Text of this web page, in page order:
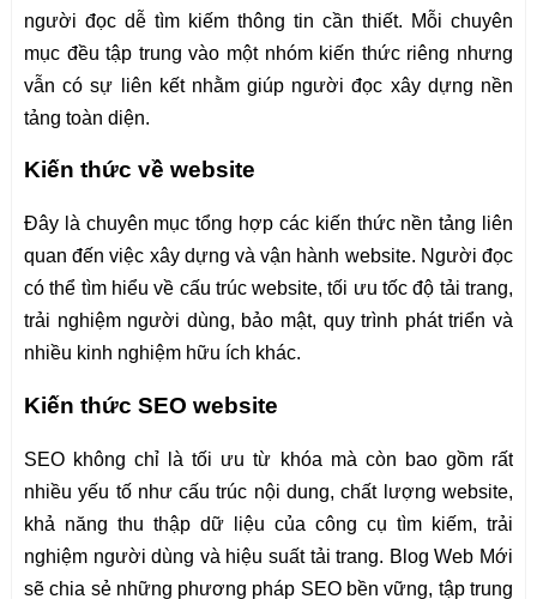
người đọc dễ tìm kiếm thông tin cần thiết. Mỗi chuyên
mục đều tập trung vào một nhóm kiến thức riêng nhưng
vẫn có sự liên kết nhằm giúp người đọc xây dựng nền
tảng toàn diện.
Kiến thức về website
Đây là chuyên mục tổng hợp các kiến thức nền tảng liên
quan đến việc xây dựng và vận hành website. Người đọc
có thể tìm hiểu về cấu trúc website, tối ưu tốc độ tải trang,
trải nghiệm người dùng, bảo mật, quy trình phát triển và
nhiều kinh nghiệm hữu ích khác.
Kiến thức SEO website
SEO không chỉ là tối ưu từ khóa mà còn bao gồm rất
nhiều yếu tố như cấu trúc nội dung, chất lượng website,
khả năng thu thập dữ liệu của công cụ tìm kiếm, trải
nghiệm người dùng và hiệu suất tải trang. Blog Web Mới
sẽ chia sẻ những phương pháp SEO bền vững, tập trung